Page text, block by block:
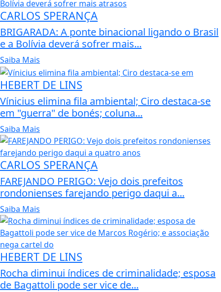
CARLOS SPERANÇA
BRIGARADA: A ponte binacional ligando o Brasil
e a Bolívia deverá sofrer mais...
Saiba Mais
HEBERT DE LINS
Vínicius elimina fila ambiental; Ciro destaca-se
em "guerra" de bonés; coluna...
Saiba Mais
CARLOS SPERANÇA
FAREJANDO PERIGO: Vejo dois prefeitos
rondonienses farejando perigo daqui a...
Saiba Mais
HEBERT DE LINS
Rocha diminui índices de criminalidade; esposa
de Bagattoli pode ser vice de...